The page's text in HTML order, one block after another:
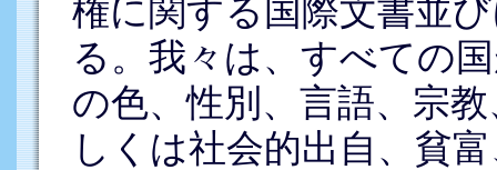
権に関する国際文書並
る。我々は、すべての
の色、性別、言語、宗
しくは社会的出自、貧